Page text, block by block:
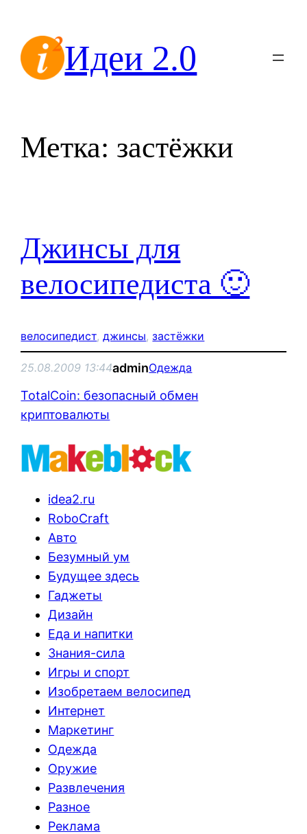
содержимомуИдеи 2.0
Метка: застёжки
Джинсы для
велосипедиста 🙂
велосипедист, джинсы, застёжки
25.08.2009 13:44adminОдежда
TotalCoin: безопасный обмен
криптовалюты
idea2.ru
RoboCraft
Авто
Безумный ум
Будущее здесь
Гаджеты
Дизайн
Еда и напитки
Знания-сила
Игры и спорт
Изобретаем велосипед
Интернет
Маркетинг
Одежда
Оружие
Развлечения
Разное
Реклама